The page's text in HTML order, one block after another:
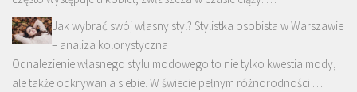
Jak wybrać swój własny styl? Stylistka osobista w Warszawie
– analiza kolorystyczna
Odnalezienie własnego stylu modowego to nie tylko kwestia mody,
ale także odkrywania siebie. W świecie pełnym różnorodności …